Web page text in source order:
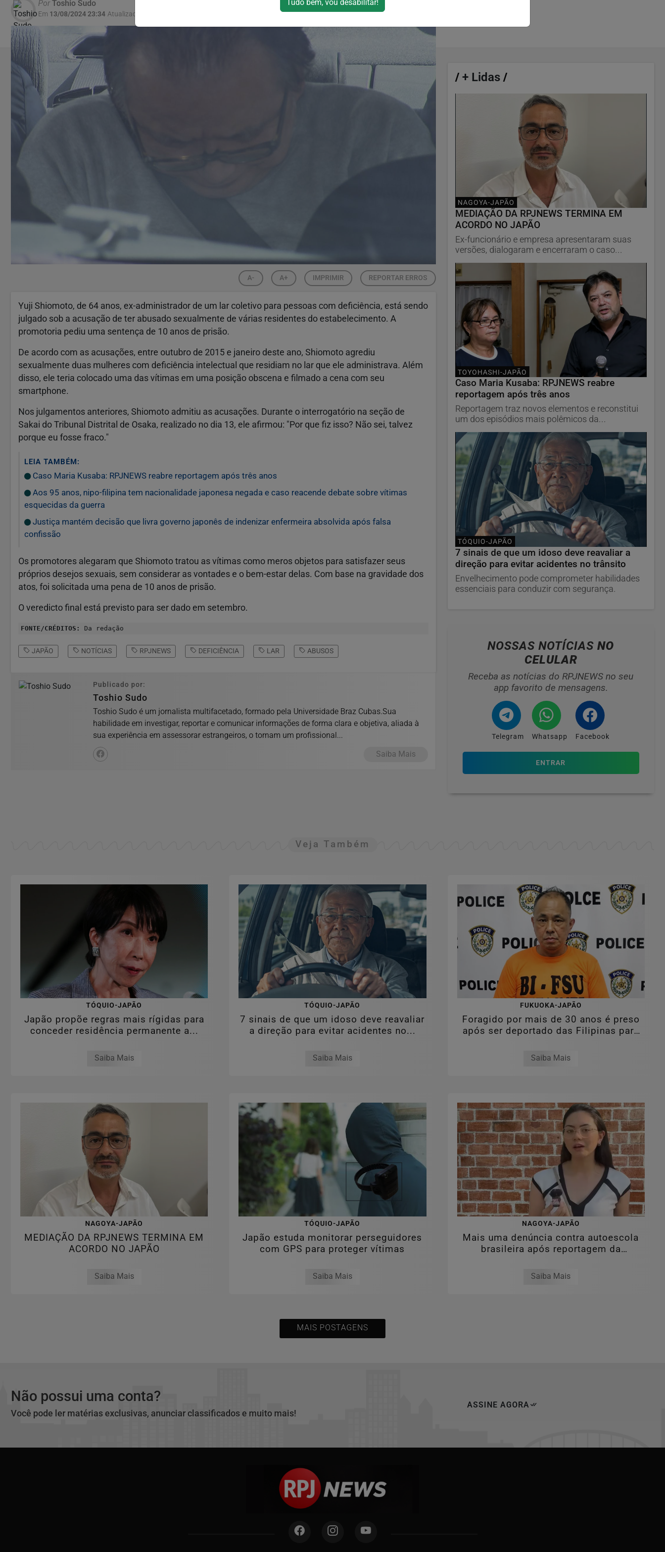
PorToshio Sudo
Em 13/08/2024 23:34 Atualizado
A- A+ IMPRIMIR REPORTAR ERROS
Yuji Shiomoto, de 64 anos, ex-administrador de um lar coletivo para pessoas com deficiência, está sendo
julgado sob a acusação de ter abusado sexualmente de várias residentes do estabelecimento. A
promotoria pediu uma sentença de 10 anos de prisão.
De acordo com as acusações, entre outubro de 2015 e janeiro deste ano, Shiomoto agrediu
sexualmente duas mulheres com deficiência intelectual que residiam no lar que ele administrava. Além
disso, ele teria colocado uma das vítimas em uma posição obscena e filmado a cena com seu
smartphone.
Nos julgamentos anteriores, Shiomoto admitiu as acusações. Durante o interrogatório na seção de
Sakai do Tribunal Distrital de Osaka, realizado no dia 13, ele afirmou: "Por que fiz isso? Não sei, talvez
porque eu fosse fraco."
LEIA TAMBÉM:
Caso Maria Kusaba: RPJNEWS reabre reportagem após três anos
Aos 95 anos, nipo-filipina tem nacionalidade japonesa negada e caso reacende debate sobre vítimas
esquecidas da guerra
Justiça mantém decisão que livra governo japonês de indenizar enfermeira absolvida após falsa
confissão
Os promotores alegaram que Shiomoto tratou as vítimas como meros objetos para satisfazer seus
próprios desejos sexuais, sem considerar as vontades e o bem-estar delas. Com base na gravidade dos
atos, foi solicitada uma pena de 10 anos de prisão.
O veredicto final está previsto para ser dado em setembro.
FONTE/CRÉDITOS: Da redação
JAPÃO NOTÍCIAS RPJNEWS DEFICIÊNCIA LAR ABUSOS
Publicado por:
Toshio Sudo
Toshio Sudo é um jornalista multifacetado, formado pela Universidade Braz Cubas.Sua
habilidade em investigar, reportar e comunicar informações de forma clara e objetiva, aliada à
sua experiência em assessorar estrangeiros, o tornam um profissional...
Saiba Mais
/+ Lidas /
NAGOYA-JAPÃO
MEDIAÇÃO DA RPJNEWS TERMINA EM
ACORDO NO JAPÃO
Ex-funcionário e empresa apresentaram suas
versões, dialogaram e encerraram o caso...
TOYOHASHI-JAPÃO
Caso Maria Kusaba: RPJNEWS reabre
reportagem após três anos
Reportagem traz novos elementos e reconstitui
um dos episódios mais polêmicos da...
TÓQUIO-JAPÃO
7 sinais de que um idoso deve reavaliar a
direção para evitar acidentes no trânsito
Envelhecimento pode comprometer habilidades
essenciais para conduzir com segurança.
NOSSAS NOTÍCIASNO
CELULAR
Receba as notícias do RPJNEWS no seu
app favorito de mensagens.
Telegram Whatsapp Facebook
ENTRAR
Veja Também
TÓQUIO-JAPÃO
Japão propõe regras mais rígidas para
conceder residência permanente a...
Saiba Mais
TÓQUIO-JAPÃO
7 sinais de que um idoso deve reavaliar
a direção para evitar acidentes no...
Saiba Mais
FUKUOKA-JAPÃO
Foragido por mais de 30 anos é preso
após ser deportado das Filipinas para
Saiba Mais
NAGOYA-JAPÃO
MEDIAÇÃO DA RPJNEWS TERMINA EM
ACORDO NO JAPÃO
Saiba Mais
TÓQUIO-JAPÃO
Japão estuda monitorar perseguidores
com GPS para proteger vítimas
Saiba Mais
NAGOYA-JAPÃO
Mais uma denúncia contra autoescola
brasileira após reportagem da
Saiba Mais
MAIS POSTAGENS
Não possui uma conta?
Você pode ler matérias exclusivas, anunciar classificados e muito mais!
ASSINE AGORA
Tudo bem, vou desabilitar!